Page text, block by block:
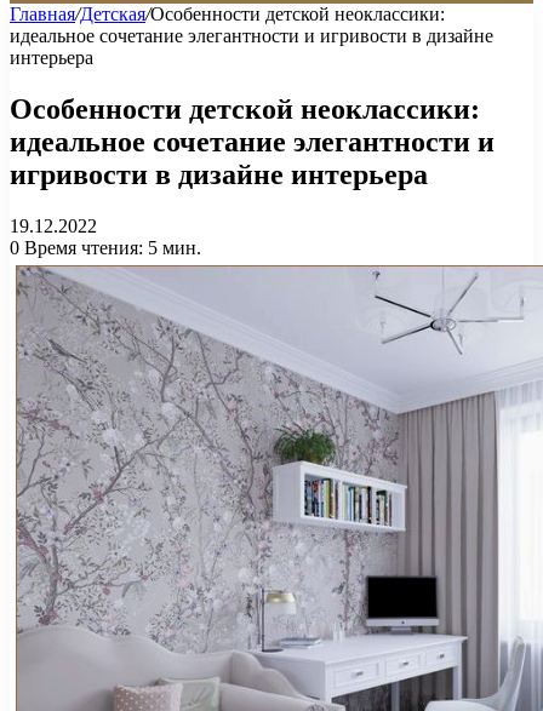
Главная/Детская/Особенности детской неоклассики:
идеальное сочетание элегантности и игривости в дизайне
интерьера
Особенности детской неоклассики:
идеальное сочетание элегантности и
игривости в дизайне интерьера
19.12.2022
0 Время чтения: 5 мин.